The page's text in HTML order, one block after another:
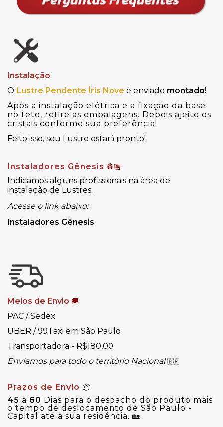
Instalação
O Lustre Pendente Íris Nove é enviado montado!
Após a instalação elétrica e a fixação da base
no teto, retire as embalagens. Depois ajeite os
cristais conforme sua preferência!
Feito isso, seu Lustre estará pronto!
Instaladores Gênesis 👷🏽
Indicamos alguns profissionais na área de
instalação de Lustres.
Acesse o link abaixo:
Instaladores Gênesis
Meios de Envio 🚚
PAC / Sedex
UBER / 99Taxi em São Paulo
Transportadora - R$180,00
Enviamos para todo o território Nacional🇧🇷
Prazos de Envio 📦
45 a 60 Dias para o despacho do produto mais
o tempo de deslocamento de São Paulo -
Capital até a sua residência. 🏡